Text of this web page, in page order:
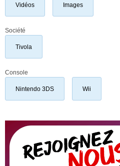
Vidéos Images
Société
Tivola
Console
Nintendo 3DS Wii